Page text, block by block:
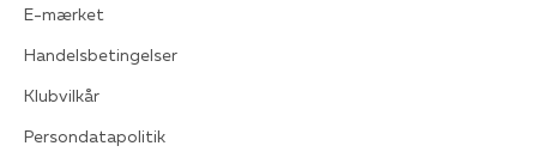
E-mærket
Handelsbetingelser
Klubvilkår
Persondatapolitik